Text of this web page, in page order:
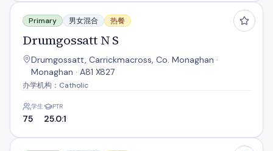
Drumgossatt N S
Primary 男女混合 热餐
Drumgossatt N S
Drumgossatt, Carrickmacross, Co. Monaghan ·
Monaghan · A81 X827
办学机构：Catholic
学生
75
PTR
25.0:1
Lisdoonan N S